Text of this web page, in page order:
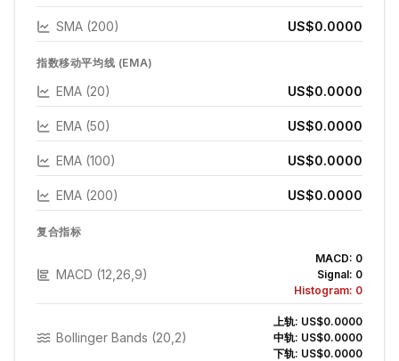
SMA (200) US$0.0000
指数移动平均线 (EMA)
EMA (20) US$0.0000
EMA (50) US$0.0000
EMA (100) US$0.0000
EMA (200) US$0.0000
复合指标
MACD (12,26,9)
MACD: 0
Signal: 0
Histogram: 0
Bollinger Bands (20,2)
上轨: US$0.0000
中轨: US$0.0000
下轨: US$0.0000